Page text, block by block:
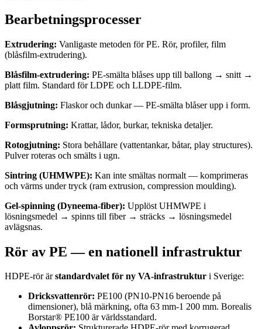
Bearbetningsprocesser
Extrudering: Vanligaste metoden för PE. Rör, profiler, film
(blåsfilm-extrudering).
Blåsfilm-extrudering: PE-smälta blåses upp till ballong → snitt →
platt film. Standard för LDPE och LLDPE-film.
Blåsgjutning: Flaskor och dunkar — PE-smälta blåser upp i form.
Formsprutning: Krattar, lådor, burkar, tekniska detaljer.
Rotogjutning: Stora behållare (vattentankar, båtar, play structures).
Pulver roteras och smälts i ugn.
Sintring (UHMWPE): Kan inte smältas normalt — komprimeras
och värms under tryck (ram extrusion, compression moulding).
Gel-spinning (Dyneema-fiber): Upplöst UHMWPE i
lösningsmedel → spinns till fiber → sträcks → lösningsmedel
avlägsnas.
Rör av PE — en nationell infrastruktur
HDPE-rör ärstandardvalet för ny VA-infrastruktur i Sverige:
Dricksvattenrör: PE100 (PN10-PN16 beroende på
dimensioner), blå märkning, ofta 63 mm-1 200 mm. Borealis
Borstar® PE100 är världsstandard.